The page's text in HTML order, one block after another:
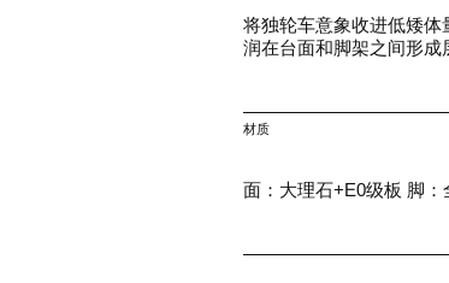
将独轮车意象收进低矮
润在台面和脚架之间形成
材质
面：大理石+E0级板 脚